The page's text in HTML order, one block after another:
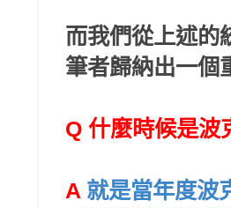
而我們從上述的
筆者歸納出一個
Q 什麼時候是波
A 就是當年度波